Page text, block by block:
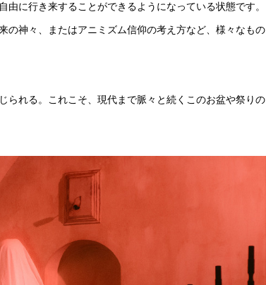
に行き来することができるようになっている状態です。
の神々、またはアニミズム信仰の考え方など、様々なもの
られる。これこそ、現代まで脈々と続くこのお盆や祭りの